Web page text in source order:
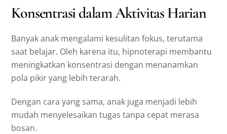
Konsentrasi dalam Aktivitas Harian
Banyak anak mengalami kesulitan fokus, terutama
saat belajar. Oleh karena itu, hipnoterapi membantu
meningkatkan konsentrasi dengan menanamkan
pola pikir yang lebih terarah.
Dengan cara yang sama, anak juga menjadi lebih
mudah menyelesaikan tugas tanpa cepat merasa
bosan.